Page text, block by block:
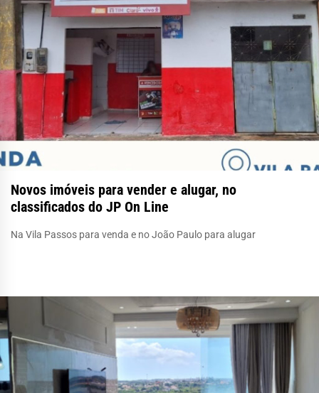
Novos imóveis para vender e alugar, no
classificados do JP On Line
Na Vila Passos para venda e no João Paulo para alugar